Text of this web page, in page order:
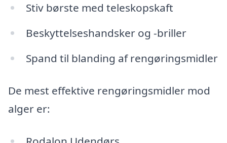
Stiv børste med teleskopskaft
Beskyttelseshandsker og -briller
Spand til blanding af rengøringsmidler
De mest effektive rengøringsmidler mod
alger er: